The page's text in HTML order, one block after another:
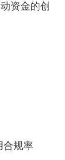
资金的创
合规率